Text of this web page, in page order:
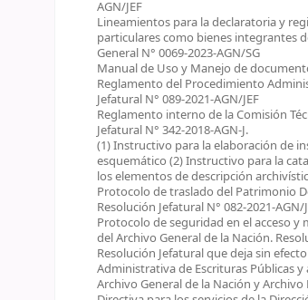
AGN/JEF
Lineamientos para la declaratoria y
particulares como bienes integrantes
General N° 0069-2023-AGN/SG
Manual de Uso y Manejo de
Reglamento del Procedimiento
Jefatural N° 089-2021-AGN/JEF
Reglamento interno de la Comisión
Jefatural N° 342-2018-AGN-J.
(1) Instructivo para la elaboración de
esquemático (2) Instructivo para la
los elementos de descripción
Protocolo de traslado del Patrimonio
Resolución Jefatural N° 082-2021-AGN/J
Protocolo de seguridad en el acceso
del Archivo General de la Nación.
Resolución Jefatural que deja sin
Administrativa de Escrituras Públicas
Archivo General de la Nación y Archivo